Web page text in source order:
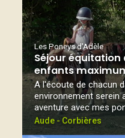
Les Poneys d'Adèle
Séjour équitation
enfants
A l'écoute de chacun
environnement serein
aventure avec mes
Aude - Corbières